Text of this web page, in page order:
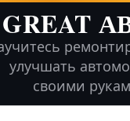
GREAT
улучшать
своими